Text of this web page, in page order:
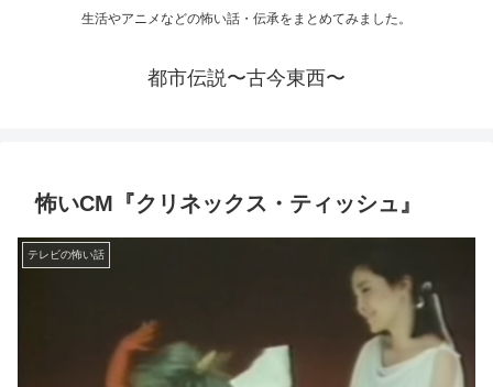
生活やアニメなどの怖い話・伝承をまとめてみました。
都市伝説〜古今東西〜
怖いCM『クリネックス・ティッシュ』
テレビの怖い話